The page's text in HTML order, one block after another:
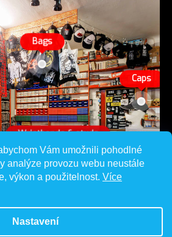
Vám umožnili pohodlné
analýze provozu webu neustále
výkon a použitelnost. Více
Nastavení